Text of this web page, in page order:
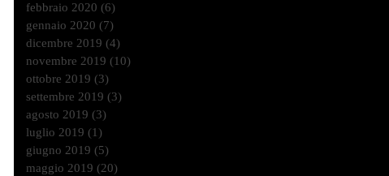
febbraio 2020 (6)
gennaio 2020 (7)
dicembre 2019 (4)
novembre 2019 (10)
ottobre 2019 (3)
settembre 2019 (3)
agosto 2019 (3)
luglio 2019 (1)
giugno 2019 (5)
maggio 2019 (20)